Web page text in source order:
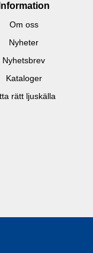
Information
Om oss
Nyheter
Nyhetsbrev
Kataloger
rätt ljuskälla